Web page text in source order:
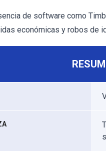
de software como
económicas y robos de